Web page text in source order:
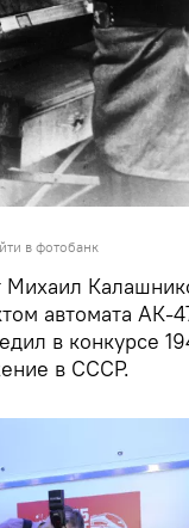
в фотобанк
автомата АК-
в конкурсе
в СССР.